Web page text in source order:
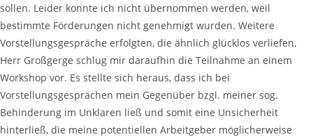
sollen. Leider konnte ich nicht übernommen werden, weil
bestimmte Förderungen nicht genehmigt wurden. Weitere
Vorstellungsgespräche erfolgten, die ähnlich glücklos verliefen.
Herr Großgerge schlug mir daraufhin die Teilnahme an einem
Workshop vor. Es stellte sich heraus, dass ich bei
Vorstellungsgesprächen mein Gegenüber bzgl. meiner sog.
Behinderung im Unklaren ließ und somit eine Unsicherheit
hinterließ, die meine potentiellen Arbeitgeber möglicherweise